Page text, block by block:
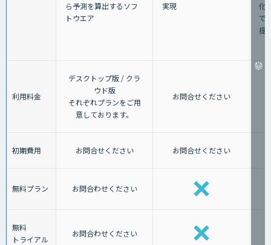
ら予測を算出するソフ
トウエア
実現
化
で"
提
利用料金
デスクトップ版 / クラ
ウド版
それぞれプランをご用
意しております。
お問合せください
初期費用 お問合せください お問合せください
無料プラン お問合わせください
無料
トライアル
お問合わせください